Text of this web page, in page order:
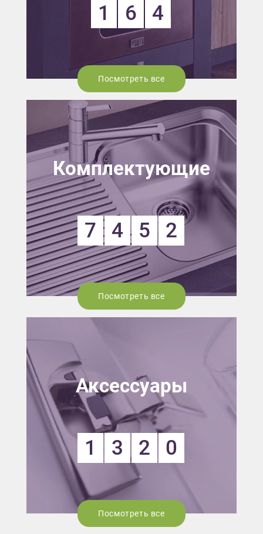
1 6 4
Посмотреть все
Комплектующие
7 4 5 2
Посмотреть все
Аксессуары
1 3 2 0
Посмотреть все